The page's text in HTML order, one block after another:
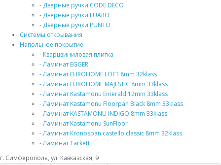
- Дверные ручки CODE DECO
- Дверные ручки FUARO
- Дверные ручки PUNTO
Системы открывания
Напольное покрытие
- Кварцвиниловая плитка
- Ламинат EGGER
- Ламинат EUROHOME LOFT 8mm 32klass
- Ламинат EUROHOME MAJESTIC 8mm 33klass
- Ламинат Kastamonu Emerald 12mm 33klass
- Ламинат Kastamonu Floorpan Black 8mm 33klass
- Ламинат KASTAMONU INDIGO 8mm 33klass
- Ламинат Kastamonu SunFloor
- Ламинат Kronospan castello classic 8mm 32klass
- Ламинат Tarkett
г. Симферополь, ул. Кавказская, 9